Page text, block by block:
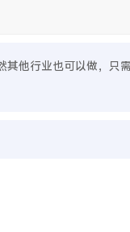
他行业也可以做，只需